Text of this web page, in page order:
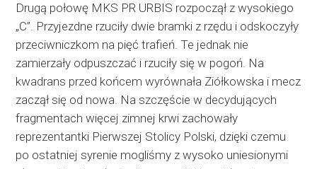
Drugą połowę MKS PR URBIS rozpoczął z wysokiego
„C”. Przyjezdne rzuciły dwie bramki z rzędu i odskoczyły
przeciwniczkom na pięć trafień. Te jednak nie
zamierzały odpuszczać i rzuciły się w pogoń. Na
kwadrans przed końcem wyrównała Ziółkowska i mecz
zaczął się od nowa. Na szczęście w decydujących
fragmentach więcej zimnej krwi zachowały
reprezentantki Pierwszej Stolicy Polski, dzięki czemu
po ostatniej syrenie mogliśmy z wysoko uniesionymi